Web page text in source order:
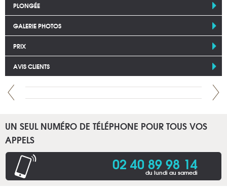
PLONGÉE
GALERIE PHOTOS
PRIX
AVIS CLIENTS
UN SEUL NUMÉRO DE TÉLÉPHONE POUR TOUS VOS
APPELS
02 40 89 98 14
du lundi au samedi